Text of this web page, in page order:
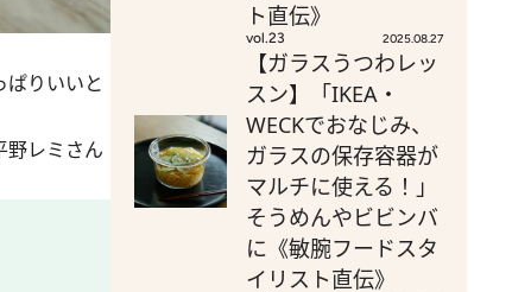
りいいと
野レミさん
ト直伝》
vol.23 2025.08.27
【ガラスうつわレッ
スン】「IKEA・
WECKでおなじみ、
ガラスの保存容器が
マルチに使える！」
そうめんやビビンバ
に《敏腕フードスタ
イリスト直伝》